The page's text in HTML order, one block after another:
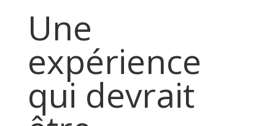
Une
expérience
qui devrait